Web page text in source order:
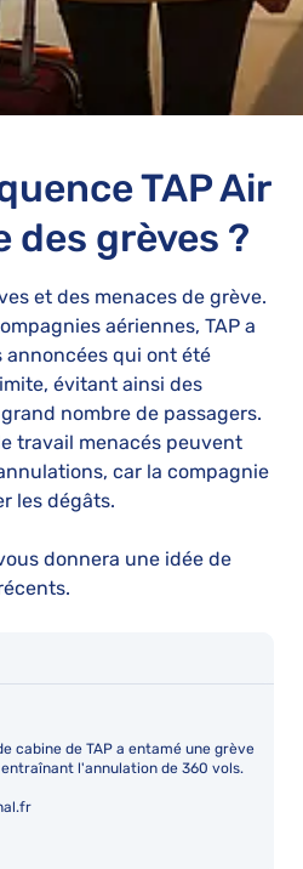
TAP Air
grèves ?
et des menaces de grève.
aériennes, TAP a
qui ont été
évitant ainsi des
nombre de passagers.
travail menacés peuvent
car la compagnie
les dégâts.
donnera une idée de
cabine de TAP a entamé une grève
l'annulation de 360 vols.